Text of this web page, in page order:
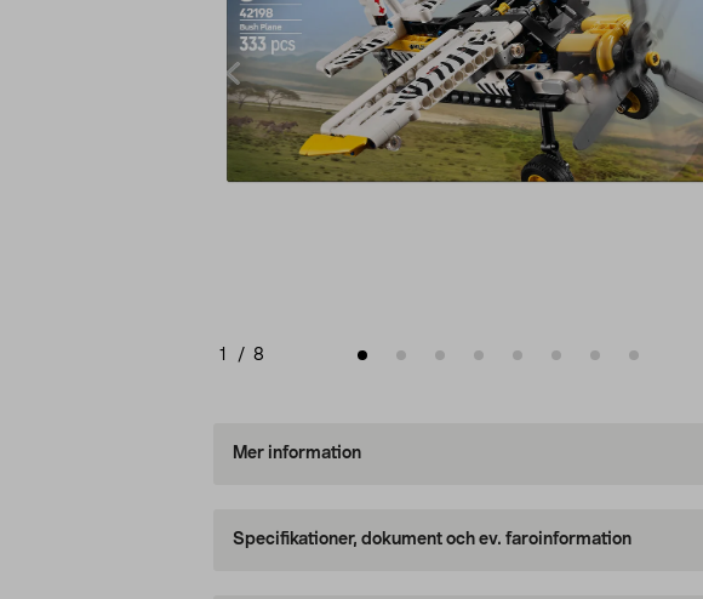
1 / 8
Mer information
Specifikationer, dokument och ev. faroinformation